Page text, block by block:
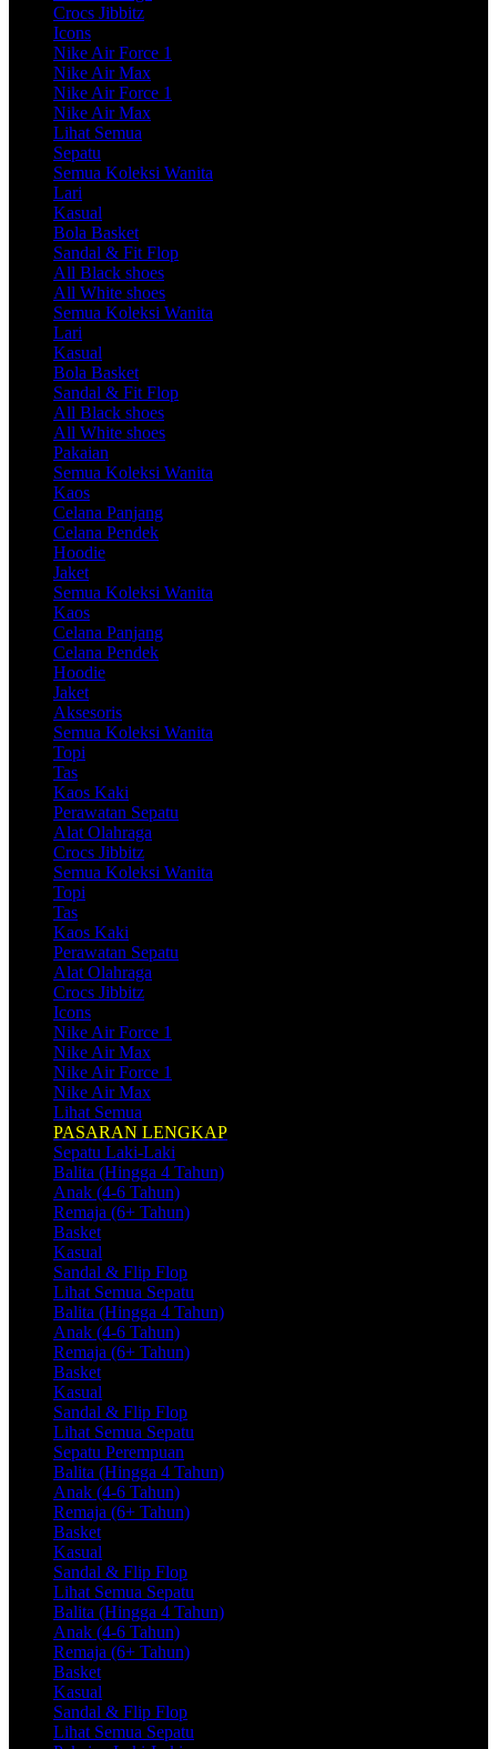
Crocs Jibbitz
Icons
Nike Air Force 1
Nike Air Max
Nike Air Force 1
Nike Air Max
Lihat Semua
Sepatu
Semua Koleksi Wanita
Lari
Kasual
Bola Basket
Sandal & Fit Flop
All Black shoes
All White shoes
Semua Koleksi Wanita
Lari
Kasual
Bola Basket
Sandal & Fit Flop
All Black shoes
All White shoes
Pakaian
Semua Koleksi Wanita
Kaos
Celana Panjang
Celana Pendek
Hoodie
Jaket
Semua Koleksi Wanita
Kaos
Celana Panjang
Celana Pendek
Hoodie
Jaket
Aksesoris
Semua Koleksi Wanita
Topi
Tas
Kaos Kaki
Perawatan Sepatu
Alat Olahraga
Crocs Jibbitz
Semua Koleksi Wanita
Topi
Tas
Kaos Kaki
Perawatan Sepatu
Alat Olahraga
Crocs Jibbitz
Icons
Nike Air Force 1
Nike Air Max
Nike Air Force 1
Nike Air Max
Lihat Semua
PASARAN LENGKAP
Sepatu Laki-Laki
Balita (Hingga 4 Tahun)
Anak (4-6 Tahun)
Remaja (6+ Tahun)
Basket
Kasual
Sandal & Flip Flop
Lihat Semua Sepatu
Balita (Hingga 4 Tahun)
Anak (4-6 Tahun)
Remaja (6+ Tahun)
Basket
Kasual
Sandal & Flip Flop
Lihat Semua Sepatu
Sepatu Perempuan
Balita (Hingga 4 Tahun)
Anak (4-6 Tahun)
Remaja (6+ Tahun)
Basket
Kasual
Sandal & Flip Flop
Lihat Semua Sepatu
Balita (Hingga 4 Tahun)
Anak (4-6 Tahun)
Remaja (6+ Tahun)
Basket
Kasual
Sandal & Flip Flop
Lihat Semua Sepatu